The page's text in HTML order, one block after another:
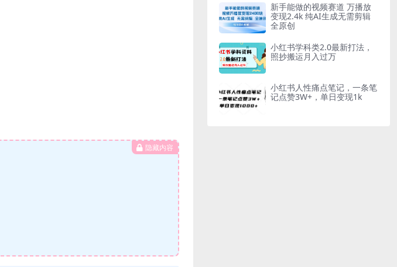
隐藏内容
新手能做的视频赛道 万播放
变现2.4k 纯AI生成无需剪辑
全原创
小红书学科类2.0最新打法，
照抄搬运月入过万
小红书人性痛点笔记，一条笔
记点赞3W+，单日变现1k